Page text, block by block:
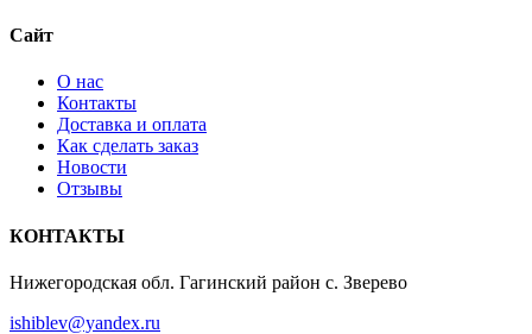
Сайт
О нас
Контакты
Доставка и оплата
Как сделать заказ
Новости
Отзывы
КОНТАКТЫ
Нижегородская обл. Гагинский район с. Зверево
ishiblev@yandex.ru